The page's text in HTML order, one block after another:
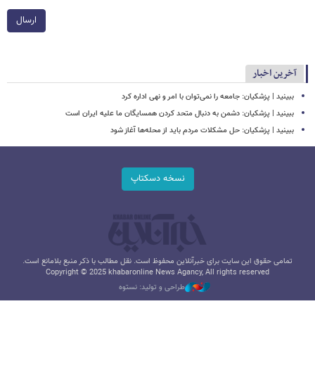
ارسال
آخرین اخبار
ببینید | پزشکیان: جامعه را نمی‌توان با امر و نهی اداره کرد
ببینید | پزشکیان: دشمن به دنبال متحد کردن همسایگان ما علیه ایران است
ببینید | پزشکیان: حل مشکلات مردم باید از محله‌ها آغاز شود
نسخه دسکتاپ
تمامی حقوق این سایت برای خبرآنلاین محفوظ است. نقل مطالب با ذکر منبع بلامانع است.
Copyright © 2025 khabaronline News Agancy, All rights reserved
طراحی و تولید: نستوه